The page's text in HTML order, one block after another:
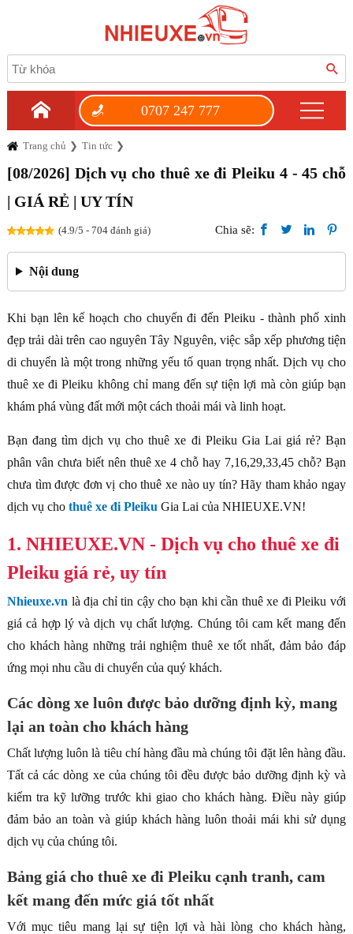
0707 247 777
Trang chủ Tin tức
[08/2026] Dịch vụ cho thuê xe đi Pleiku 4 - 45 chỗ
| GIÁ RẺ | UY TÍN
(4.9/5 - 704 đánh giá) Chia sẽ:
Nội dung
Khi bạn lên kế hoạch cho chuyến đi đến Pleiku - thành phố xinh
đẹp trải dài trên cao nguyên Tây Nguyên, việc sắp xếp phương tiện
di chuyển là một trong những yếu tố quan trọng nhất. Dịch vụ cho
thuê xe đi Pleiku không chỉ mang đến sự tiện lợi mà còn giúp bạn
khám phá vùng đất mới một cách thoải mái và linh hoạt.
Bạn đang tìm dịch vụ cho thuê xe đi Pleiku Gia Lai giá rẻ? Bạn
phân vân chưa biết nên thuê xe 4 chỗ hay 7,16,29,33,45 chỗ? Bạn
chưa tìm được đơn vị cho thuê xe nào uy tín? Hãy tham khảo ngay
dịch vụ cho thuê xe đi Pleiku Gia Lai của NHIEUXE.VN!
1. NHIEUXE.VN - Dịch vụ cho thuê xe đi
Pleiku giá rẻ, uy tín
Nhieuxe.vn là địa chỉ tin cậy cho bạn khi cần thuê xe đi Pleiku với
giá cả hợp lý và dịch vụ chất lượng. Chúng tôi cam kết mang đến
cho khách hàng những trải nghiệm thuê xe tốt nhất, đảm bảo đáp
ứng mọi nhu cầu di chuyển của quý khách.
Các dòng xe luôn được bảo dưỡng định kỳ, mang
lại an toàn cho khách hàng
Chất lượng luôn là tiêu chí hàng đầu mà chúng tôi đặt lên hàng đầu.
Tất cả các dòng xe của chúng tôi đều được bảo dưỡng định kỳ và
kiểm tra kỹ lưỡng trước khi giao cho khách hàng. Điều này giúp
đảm bảo an toàn và giúp khách hàng luôn thoải mái khi sử dụng
dịch vụ của chúng tôi.
Bảng giá cho thuê xe đi Pleiku cạnh tranh, cam
kết mang đến mức giá tốt nhất
Với mục tiêu mang lại sự tiện lợi và hài lòng cho khách hàng,